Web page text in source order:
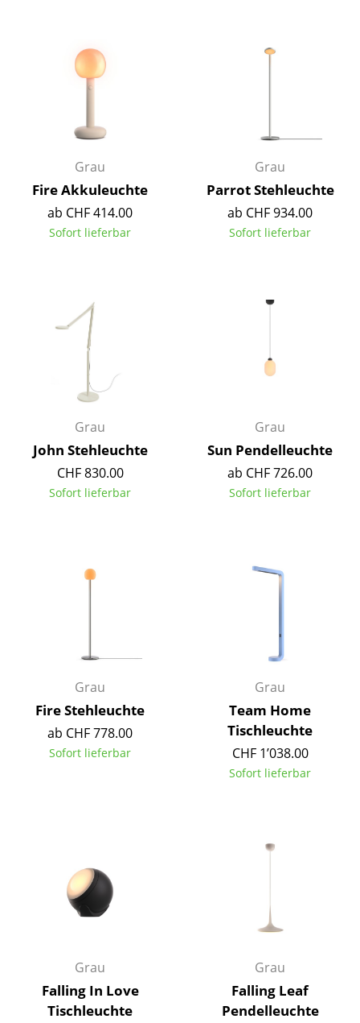
Schreibtische
Sekretäre & PC-Tische
Konferenztische
Kindertische
Gartentische
... alle Tische
Aufbewahren
Regale & Schränke
Bücherregale
Wandregale
Sideboards & Kommoden
Barmöbel
Einzelteile
... alle Aufbewahrungsmöbel
Licht
Hängeleuchten & Deckenleuchten
Stehleuchten & Leseleuchten
Bodenleuchten
Outdoor-Leuchten
Akkuleuchten
Grau
Fire Akkuleuchte
ab CHF 414.00
Sofort lieferbar
Grau
Parrot Stehleuchte
ab CHF 934.00
Sofort lieferbar
Grau
John Stehleuchte
CHF 830.00
Sofort lieferbar
Grau
Sun Pendelleuchte
ab CHF 726.00
Sofort lieferbar
Grau
Fire Stehleuchte
ab CHF 778.00
Sofort lieferbar
Grau
Team Home
Tischleuchte
CHF 1’038.00
Sofort lieferbar
Grau
Falling In Love
Tischleuchte
Grau
Falling Leaf
Pendelleuchte